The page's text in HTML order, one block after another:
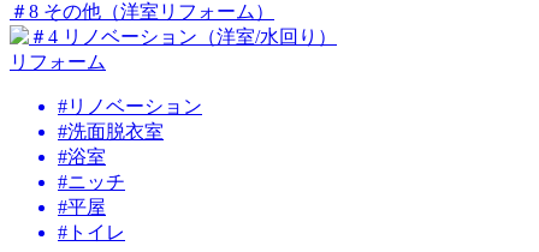
＃8 その他（洋室リフォーム）
リフォーム
#リノベーション
#洗面脱衣室
#浴室
#ニッチ
#平屋
#トイレ